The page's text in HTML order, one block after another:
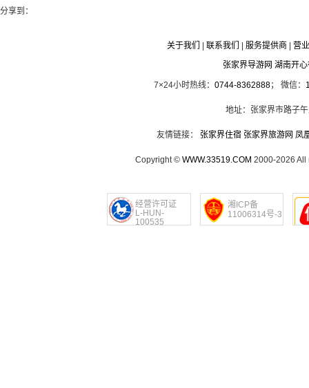
分享到：
关于我们 联系我们 服务提供商
营
张家界导游网 湖南开
7×24小时热线： 0744-8362888； 微信：
地址：张家界市路子
友情链接： 张家界住宿 张家界旅游网 凤
Copyright © WWW.33519.COM 2000-2026 All
经营许可证
L-HUN-
100535
湘ICP备
11006314号-3